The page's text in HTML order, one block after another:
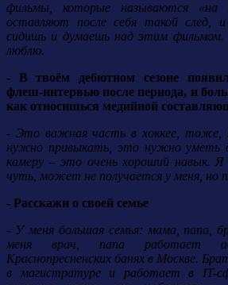
фильмы, которые называются «на
оставляют после себя такой
сидишь и думаешь над этим
люблю.
- В твоём дебютном сезоне
флеш-интервью после периода, и
как относишься медийной
- Это важная часть в хоккее,
нужно привыкать, это нужно уметь
камеру – это очень хороший навык. Я
чуть, может не получается у меня, но
- Расскажи о своей семье
- У меня большая семья: мама, папа,
меня врач, папа работает
Краснопресненских банях в Москве.
в магистратуре и работает в IT-